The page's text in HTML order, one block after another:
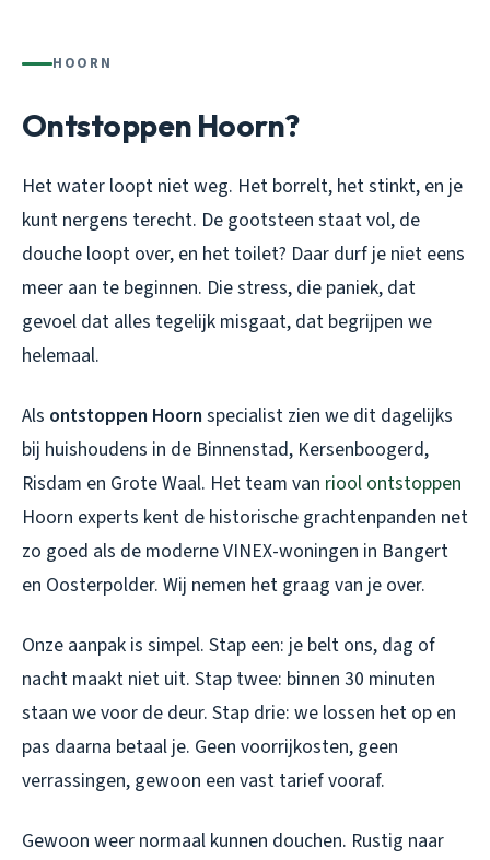
HOORN
Ontstoppen Hoorn?
Het water loopt niet weg. Het borrelt, het stinkt, en je
kunt nergens terecht. De gootsteen staat vol, de
douche loopt over, en het toilet? Daar durf je niet eens
meer aan te beginnen. Die stress, die paniek, dat
gevoel dat alles tegelijk misgaat, dat begrijpen we
helemaal.
Als ontstoppen Hoorn specialist zien we dit dagelijks
bij huishoudens in de Binnenstad, Kersenboogerd,
Risdam en Grote Waal. Het team van riool ontstoppen
Hoorn experts kent de historische grachtenpanden net
zo goed als de moderne VINEX-woningen in Bangert
en Oosterpolder. Wij nemen het graag van je over.
Onze aanpak is simpel. Stap een: je belt ons, dag of
nacht maakt niet uit. Stap twee: binnen 30 minuten
staan we voor de deur. Stap drie: we lossen het op en
pas daarna betaal je. Geen voorrijkosten, geen
verrassingen, gewoon een vast tarief vooraf.
Gewoon weer normaal kunnen douchen. Rustig naar